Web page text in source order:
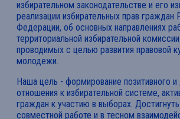
избирательном законодательстве и его
реализации избирательных прав граждан
Федерации, об основных направлениях
территориальной избирательной
проводимых с целью развития правовой
молодежи.
Наша цель - формирование позитивного и
отношения к избирательной системе,
граждан к участию в выборах.
совместной работе и в тесном